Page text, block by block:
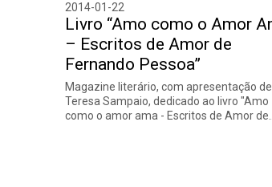
2014-01-22
Livro “Amo como o Amor
– Escritos de Amor de
Fernando Pessoa”
Magazine literário, com apresentação de
Teresa Sampaio, dedicado ao livro "Amo
como o amor ama - Escritos de Amor